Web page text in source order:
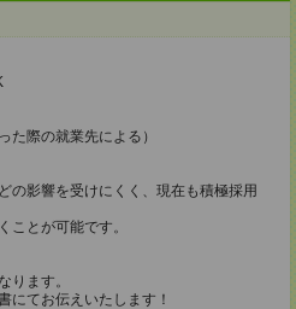
た際の就業先による）
の影響を受けにくく、現在も積極採用
ことが可能です。
ります。
にてお伝えいたします！